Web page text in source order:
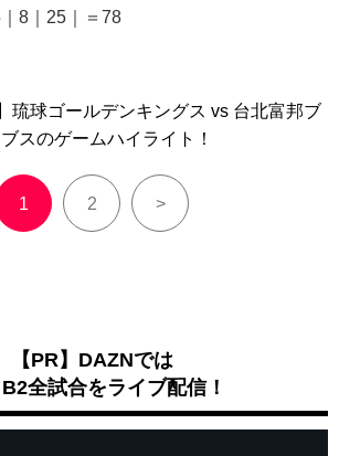
8｜25｜＝78
琉球ゴールデンキングス vs 台北富邦ブ
スのゲームハイライト！
1 2 >
【PR】DAZNでは
全試合をライブ配信！